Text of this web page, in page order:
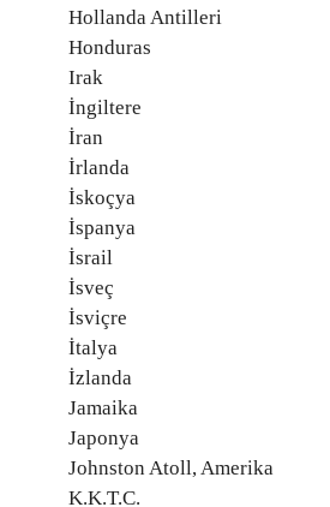
Hollanda Antilleri
Honduras
Irak
İngiltere
İran
İrlanda
İskoçya
İspanya
İsrail
İsveç
İsviçre
İtalya
İzlanda
Jamaika
Japonya
Johnston Atoll, Amerika
K.K.T.C.